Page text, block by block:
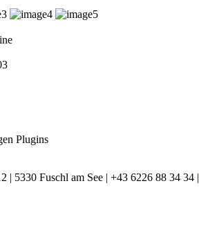
Plugins
| 5330 Fuschl am See | +43 6226 88 34 34 |